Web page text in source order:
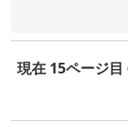
現在 15ページ